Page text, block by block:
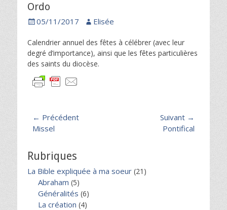
Ordo
Posted
05/11/2017 Author
Elisée
Calendrier annuel des fêtes à célébrer (avec leur
degré d’importance), ainsi que les fêtes particulières
des saints du diocèse.
Navigation
de
← Précédent
Article
Missel
Suivant →
Pontifical
Rubriques
La Bible expliquée à ma soeur (21)
Abraham (5)
Généralités (6)
La création (4)